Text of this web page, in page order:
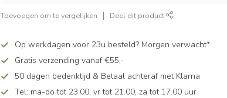
Toevoegen om te vergelijken Deel dit product
Op werkdagen voor 23u besteld? Morgen verwacht*
Gratis verzending vanaf €55,-
50 dagen bedenktijd & Betaal achteraf met Klarna
Tel: ma-do tot 23.00, vr tot 21.00, za tot 17.00 uur